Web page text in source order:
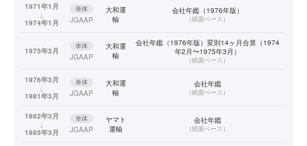
1971年1月
↓
1974年1月
単体
JGAAP
大和運
輸
会社年鑑（1976年版）
（紙面ベース）
1975年3月
単体
JGAAP
大和運
輸
会社年鑑（1976年版）変則14ヶ月合算（1974
年2月〜1975年3月）
（紙面ベース）
1976年3月
↓
1981年3月
単体
JGAAP
大和運
輸
会社年鑑
（紙面ベース）
1982年3月
↓
1985年3月
単体
JGAAP
ヤマト
運輸
会社年鑑
（紙面ベース）